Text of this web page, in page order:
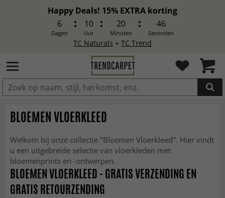
Happy Deals! 15% EXTRA korting
6
Dagen
10
Uur
20
Minuten
44
Seconden
TC Naturals + TC Trend
IN DE WINKELWAGEN GELEGD
BLOEMEN VLOERKLEED
Welkom bij onze collectie "Bloemen Vloerkleed". Hier vindt
u een uitgebreide selectie van vloerkleden met
bloemenprints en -ontwerpen.
BLOEMEN VLOERKLEED - GRATIS VERZENDING EN
GRATIS RETOURZENDING